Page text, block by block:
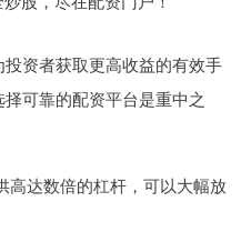
资者获取更高收益的有效手
可靠的配资平台是重中之
高达数倍的杠杆，可以大幅放